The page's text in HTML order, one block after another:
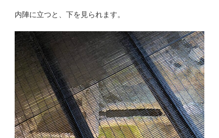
内陣に立つと、下を見られます。